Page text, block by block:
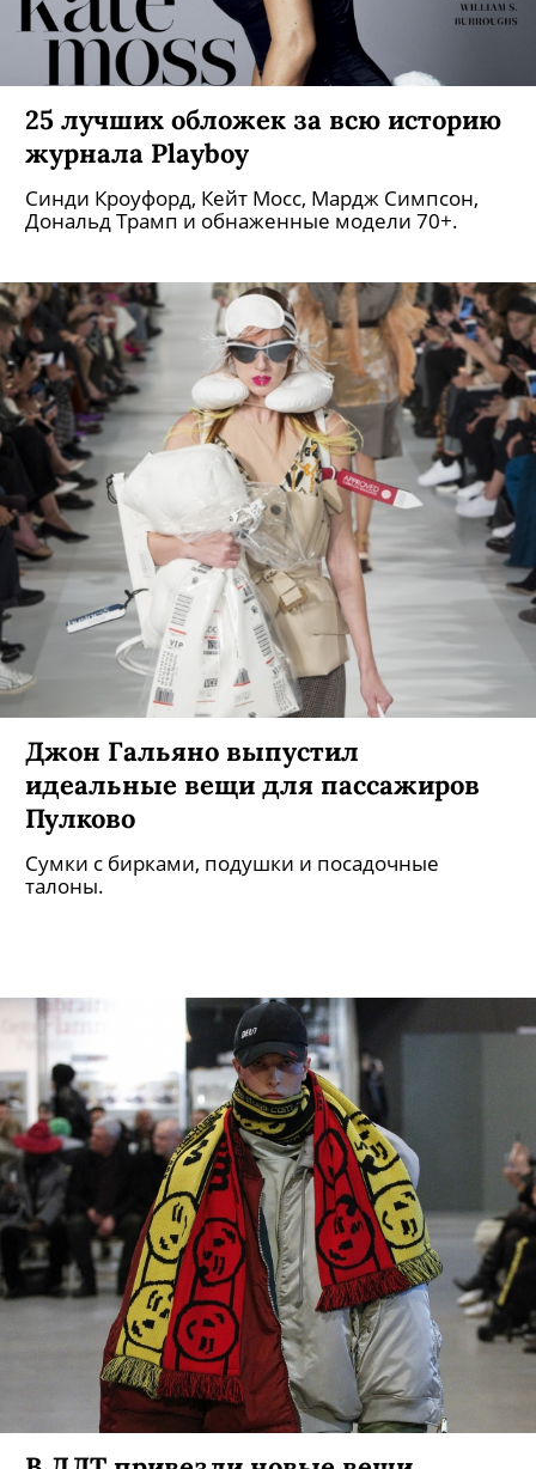
25 лучших обложек за всю историю
журнала Playboy
Синди Кроуфорд, Кейт Мосс, Мардж Симпсон,
Дональд Трамп и обнаженные модели 70+.
Джон Гальяно выпустил
идеальные вещи для пассажиров
Пулково
Сумки с бирками, подушки и посадочные
талоны.